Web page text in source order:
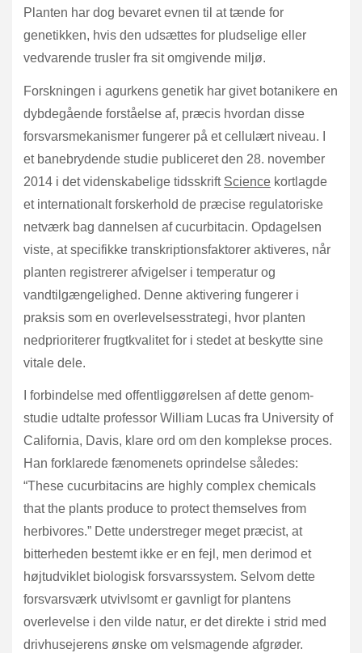
Planten har dog bevaret evnen til at tænde for
genetikken, hvis den udsættes for pludselige eller
vedvarende trusler fra sit omgivende miljø.
Forskningen i agurkens genetik har givet botanikere en
dybdegående forståelse af, præcis hvordan disse
forsvarsmekanismer fungerer på et cellulært niveau. I
et banebrydende studie publiceret den 28. november
2014 i det videnskabelige tidsskrift Science kortlagde
et internationalt forskerhold de præcise regulatoriske
netværk bag dannelsen af cucurbitacin. Opdagelsen
viste, at specifikke transkriptionsfaktorer aktiveres, når
planten registrerer afvigelser i temperatur og
vandtilgængelighed. Denne aktivering fungerer i
praksis som en overlevelsesstrategi, hvor planten
nedprioriterer frugtkvalitet for i stedet at beskytte sine
vitale dele.
I forbindelse med offentliggørelsen af dette genom-
studie udtalte professor William Lucas fra University of
California, Davis, klare ord om den komplekse proces.
Han forklarede fænomenets oprindelse således:
“These cucurbitacins are highly complex chemicals
that the plants produce to protect themselves from
herbivores.” Dette understreger meget præcist, at
bitterheden bestemt ikke er en fejl, men derimod et
højtudviklet biologisk forsvarssystem. Selvom dette
forsvarsværk utvivlsomt er gavnligt for plantens
overlevelse i den vilde natur, er det direkte i strid med
drivhusejerens ønske om velsmagende afgrøder.